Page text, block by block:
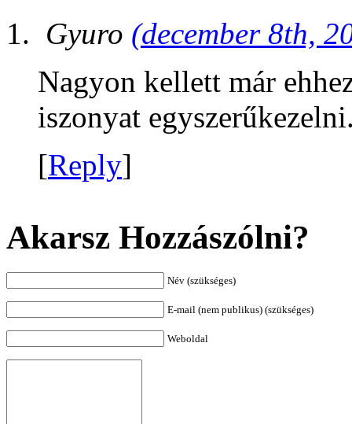
Gyuro (december 8th,
Nagyon kellett már
iszonyat
[Reply]
Akarsz Hozzászólni?
Név (szükséges)
E-mail (nem publikus) (szükséges)
Weboldal